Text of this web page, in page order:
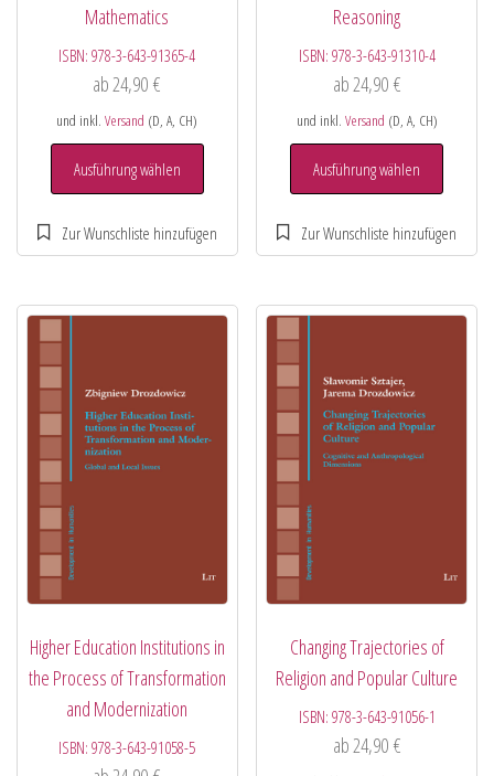
Mathematics
ISBN:978-3-643-91365-4
ab24,90€
und inkl.Versand (D, A, CH)
Ausführung wählen
Reasoning
ISBN: 978-3-643-91310-4
ab24,90 €
und inkl. Versand (D, A, CH)
Ausführung wählen
Higher Education Institutions in
the Process of Transformation
and Modernization
ISBN:978-3-643-91058-5
Changing Trajectories of
Religion and Popular Culture
ISBN: 978-3-643-91056-1
ab 24,90 €